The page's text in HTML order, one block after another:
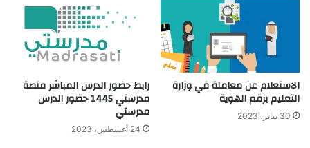
الاستعلام عن معاملة في وزارة
التعليم برقم الهوية
30 يناير، 2023
رابط حضور الدرس المباشر منصة
مدرستي 1445 حضور الدرس
مدرستي
24 أغسطس، 2023